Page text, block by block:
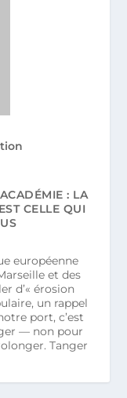
: LA
CELLE QUI
européenne
et des
d’« érosion
un rappel
port, c’est
— non pour
Tanger